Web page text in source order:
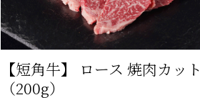
【短角牛】 ロース 焼肉カット
（200g）